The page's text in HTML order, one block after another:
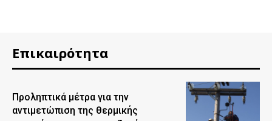
Επικαιρότητα
Προληπτικά μέτρα για την
αντιμετώπιση της θερμικής